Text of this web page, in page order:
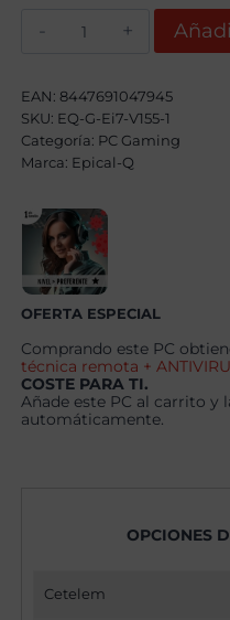
Core
i7
14700F,
32GB,
1TB
SSD
,
RTX
5070
+
Windows
11
Pro
EAN:8447691047945
SKU: EQ-G-Ei7-V155-1
Categoría: PC Gaming
Marca: Epical-Q
OFERTA ESPECIAL
Comprando este PC
técnica remota +
COSTE PARA TI.
Añade este PC al carrito y
automáticamente.
OPCIONES
Cetelem